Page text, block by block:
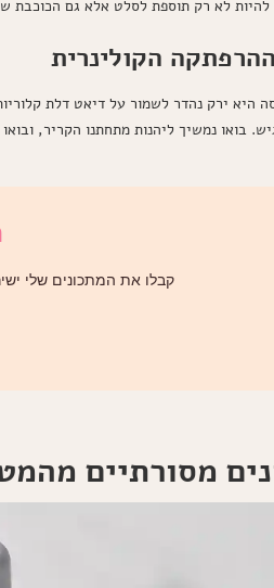
להיות לא רק תוספת לסלט אלא גם הכוכבת
הקולינרית
היא ירק נהדר לשמור על דיאט דלת
בואו נמשיך ליהנות מתחתנו הקריר,
קבלו את המתכונים שלי
מסורתיים